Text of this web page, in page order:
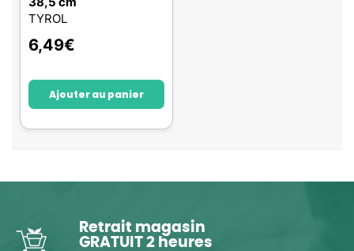
TYROL
6,49€
Ajouter au panier
Retrait magasin
GRATUIT 2 heures